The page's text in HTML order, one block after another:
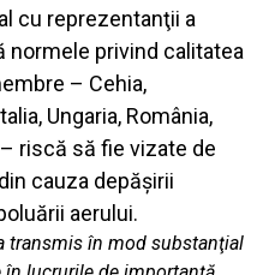
cu reprezentanţii a
normele privind calitatea
– Cehia,
Ungaria, România,
riscă să fie vizate de
cauza depăşirii
aerului.
transmis în mod substanţial